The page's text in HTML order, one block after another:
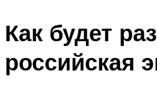
Как будет
российская